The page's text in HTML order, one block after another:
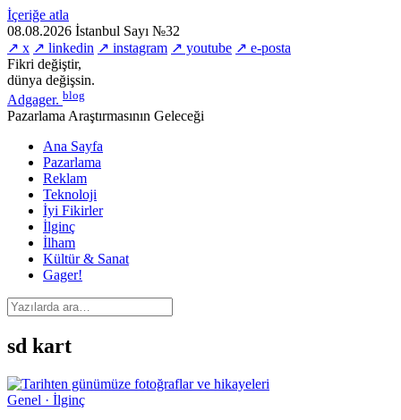
İçeriğe atla
08.08.2026 İstanbul Sayı №32
↗ x ↗ linkedin ↗ instagram ↗ youtube ↗ e-posta
Fikri değiştir,
dünya değişsin.
Adgager. blog
Pazarlama Araştırmasının Geleceği
Ana Sayfa
Pazarlama
Reklam
Teknoloji
İyi Fikirler
İlginç
İlham
Kültür & Sanat
Gager!
sd kart
Genel · İlginç